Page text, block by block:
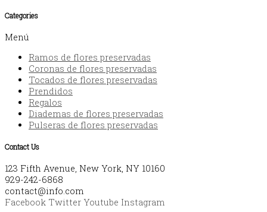
Categories
Menú
Ramos de flores preservadas
Coronas de flores preservadas
Tocados de flores preservadas
Prendidos
Regalos
Diademas de flores preservadas
Pulseras de flores preservadas
Contact Us
123 Fifth Avenue, New York, NY 10160
929-242-6868
contact@info.com
Facebook Twitter Youtube Instagram